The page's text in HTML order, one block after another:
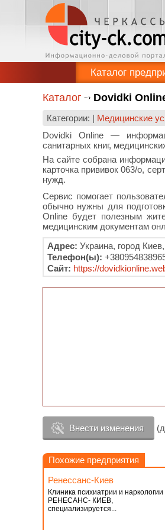
Каталог
Каталог Dovidki
Категории: | Медицинские
Dovidki Online —
санитарных книг,
На сайте собрана
карточка прививок 063/о,
нужд.
Сервис помогает
обычно нужны для
Online будет полезным
медицинским документам
Адрес: Украина, город
Телефон(ы):
Сайт: https://
Внести изменения
Похожие предприятия
Ренессанс-Киев
Клиника психиатрии и наркологии
РЕНЕСАНС- КИЕВ,
специализируется...